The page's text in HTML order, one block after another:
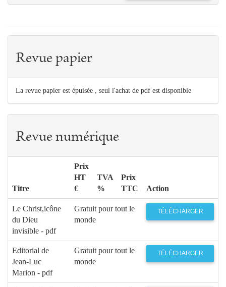
Revue papier
La revue papier est épuisée , seul l'achat de pdf est disponible
Revue numérique
Titre
Prix
HT
€
TVA
%
Prix
TTC
Action
Le Christ,icône
du Dieu
invisible - pdf
Gratuit pour tout le
monde
TÉLÉCHARGER
Editorial de
Jean-Luc
Marion - pdf
Gratuit pour tout le
monde
TÉLÉCHARGER